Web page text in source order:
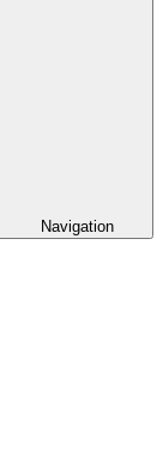
Navigation